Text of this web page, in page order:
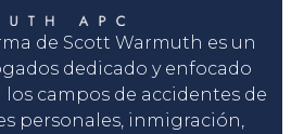
de Scott Warmuth es un
dedicado y enfocado
campos de accidentes de
personales, inmigración,